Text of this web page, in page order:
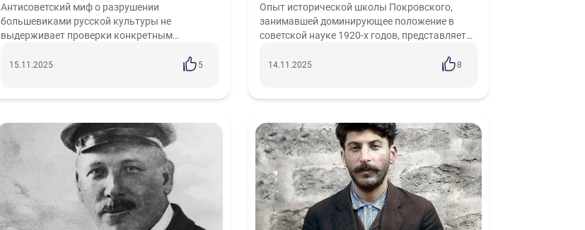
Образование Запад РАН Канада Англия НСДАП Фашизм СЭВ
Антанта
АСЕАН Сербия Сенегал Критика
Цивилизационизм
Трамп Курдистан Ближний Восток
русской культуры больше, чем кто бы
то ни было
Антисоветский миф о разрушении
большевиками русской культуры не
выдерживает проверки конкретным
советского государства в области культуры
15.11.2025 5
досоветской истории России?
Опыт исторической школы Покровского,
занимавшей доминирующее положение в
советской науке 1920-х годов, представляет
принципов диалектического материализма в
14.11.2025 8